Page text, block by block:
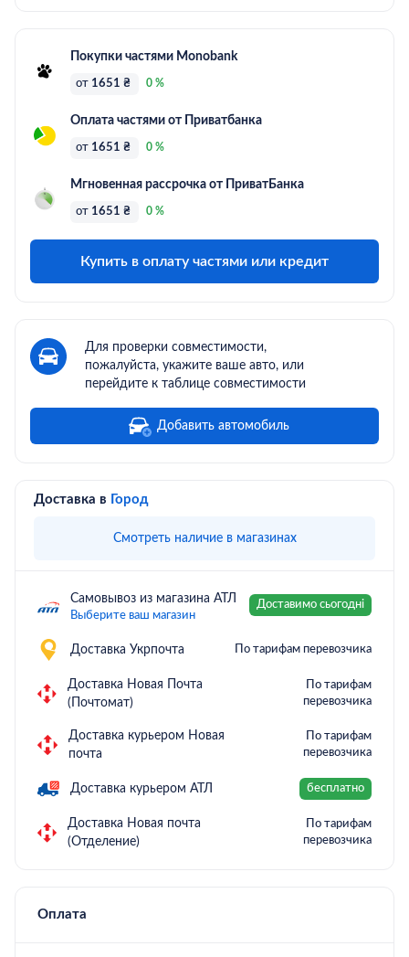
Для проверки совместимости,
пожалуйста, укажите ваше авто, или
перейдите к таблице совместимости
Добавить автомобиль
Доставка в Город
Смотреть наличие в магазинах
Самовывоз из магазина АТЛ
Выберите ваш магазин
Доставимо сьогодні
Доставка Укрпочта По тарифам перевозчика
Доставка Новая Почта
(Почтомат)
По тарифам
перевозчика
Доставка курьером Новая
почта
По тарифам
перевозчика
Доставка курьером АТЛ бесплатно
Доставка Новая почта
(Отделение)
По тарифам
перевозчика
Оплата
Покупки частями Monobank
от 1651 ₴ 0 %
Оплата частями от Приватбанка
от 1651 ₴ 0 %
Мгновенная рассрочка от ПриватБанка
от 1651 ₴ 0 %
Купить в оплату частями или кредит